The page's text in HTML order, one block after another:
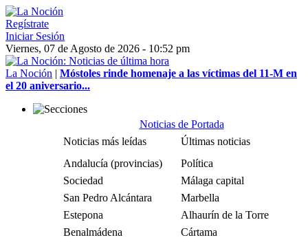
Regístrate
Iniciar Sesión
Viernes, 07 de Agosto de 2026 - 10:52 pm
La Noción | Móstoles rinde homenaje a las víctimas del 11-M en
el 20 aniversario...
Noticias de Portada
Noticias más leídas
Últimas noticias
Andalucía (provincias)
Política
Sociedad
Málaga capital
San Pedro Alcántara
Marbella
Estepona
Alhaurín de la Torre
Benalmádena
Cártama